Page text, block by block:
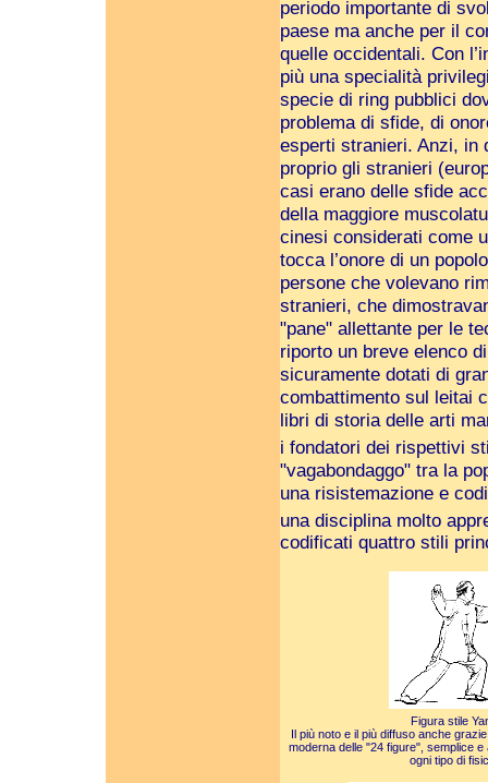
periodo importante di
paese ma anche per il
quelle occidentali. Con
più una specialità
specie di ring pubblici
problema di sfide, di
esperti stranieri. Anzi, in
proprio gli stranieri
casi erano delle sfide
della maggiore
cinesi considerati come
tocca l’onore di un
persone che volevano
stranieri, che
"pane" allettante per le
riporto un breve elenco
sicuramente dotati di
combattimento sul leitai
libri di storia delle arti
i fondatori dei rispettivi
"vagabondaggo" tra la
una risistemazione e
una disciplina molto
codificati quattro stili
Figura stile
Il più noto e il più diffuso anche
moderna delle "24 figure", semplice
ogni tipo di